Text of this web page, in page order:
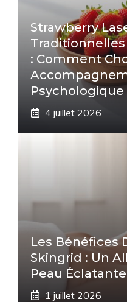
Strawberry
Traditionnelles
: Comment
Psychologique
4 juillet 2026
Les Bénéfices
Skingrid : Un
Peau Éclatante
1 juillet 2026